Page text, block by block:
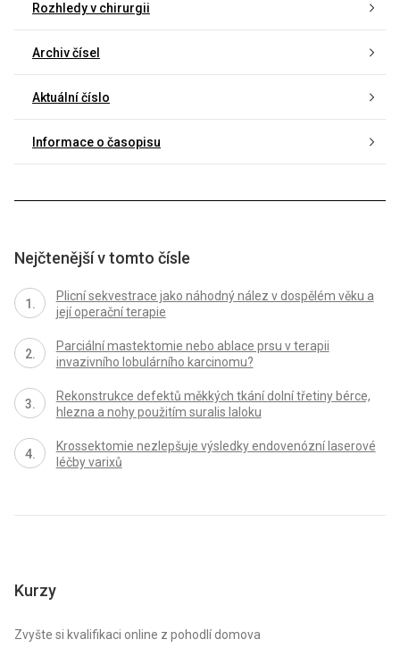
Rozhledy v chirurgii
Archiv čísel
Aktuální číslo
Informace o časopisu
Nejčtenější v tomto čísle
Plicní sekvestrace jako náhodný nález v dospělém věku a
její operační terapie
Parciální mastektomie nebo ablace prsu v terapii
invazivního lobulárního karcinomu?
Rekonstrukce defektů měkkých tkání dolní třetiny bérce,
hlezna a nohy použitím suralis laloku
Krossektomie nezlepšuje výsledky endovenózní laserové
léčby varixů
Kurzy
Zvyšte si kvalifikaci online z pohodlí domova